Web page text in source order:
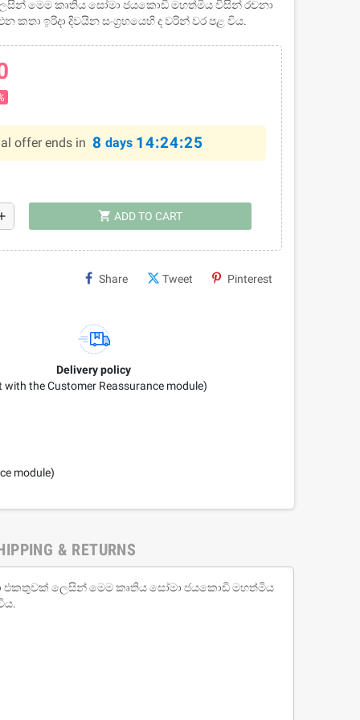
මෙම කෘතිය සෝමා ජයකොඩි මහත්මිය විසින් රචනා
ඉරිදා දිවයින සංග්‍රහයෙහි ද වරින් වර පළ විය.
offer ends in 8 days 14:24:25
shopping_cart ADD TO CART
Share Tweet Pinterest
Delivery policy
with the Customer Reassurance module)
module)
& RETURNS
එකතුවක් ලෙසින් මෙම කෘතිය සෝමා ජයකොඩි මහත්මිය